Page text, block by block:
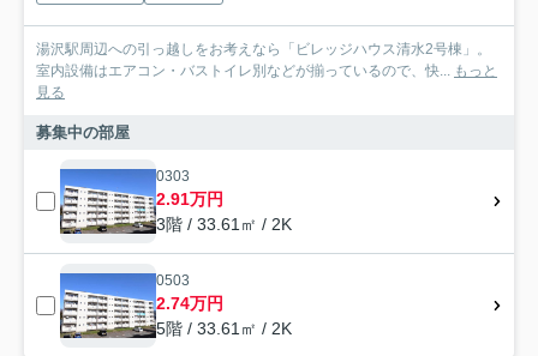
湯沢駅周辺への引っ越しをお考えなら「ビレッジハウス清水2号棟」。
室内設備はエアコン・バストイレ別などが揃っているので、快... もっと
見る
募集中の部屋
0303
2.91万円
3階 / 33.61㎡ / 2K
0503
2.74万円
5階 / 33.61㎡ / 2K